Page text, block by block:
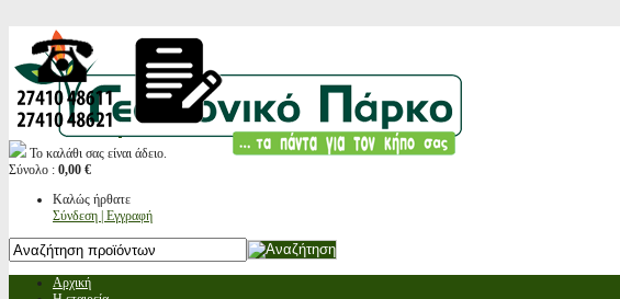
Το καλάθι σας είναι άδειο.
Σύνολο : 0,00 €
Καλώς ήρθατε
Σύνδεση | Εγγραφή
Αρχική